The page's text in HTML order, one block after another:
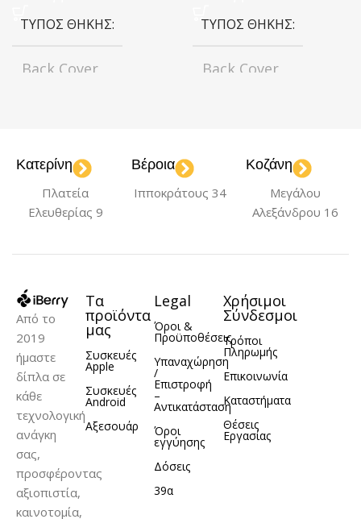
ΤΎΠΟΣ ΘΉΚΗΣ
Back Cover
Black,Blue Gray,
Maroon
ΥΛΙΚΌ Σιλικόνη
ΤΎΠΟΣ ΘΉΚΗΣ
Back Cover
Orange,
ΥΛΙΚΌ TPU
Κατερίνη
Πλατεία
Ελευθερίας 9
Βέροια
Ιπποκράτους 34
Κοζάνη
Μεγάλου
Αλεξάνδρου 16
Από το
2019
ήμαστε
δίπλα σε
κάθε
τεχνολογική
ανάγκη
σας,
προσφέροντας
αξιοπιστία,
καινοτομία,
Τα
προϊόντα
μας
Συσκευές
Apple
Συσκευές
Android
Αξεσουάρ
Legal
Όροι &
Προϋποθέσεις
Υπαναχώρηση
/
Επιστροφή
–
Αντικατάσταση
Όροι
εγγύησης
Δόσεις
39α
Χρήσιμοι
Σύνδεσμοι
Τρόποι
Πληρωμής
Επικοινωνία
Καταστήματα
Θέσεις
Εργασίας